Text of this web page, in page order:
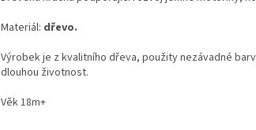
Materiál: dřevo.
Výrobek je z kvalitního dřeva, použity nezávadné
dlouhou životnost.
Věk 18m+